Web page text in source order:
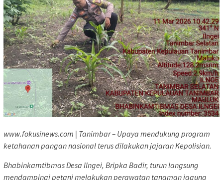
www.fokusinews.com | Tanimbar – Upaya mendukung program
ketahanan pangan nasional terus dilakukan jajaran Kepolisian.
Bhabinkamtibmas Desa Ilngei, Bripka Badir, turun langsung
mendampingi petani melakukan perawatan tanaman jagung